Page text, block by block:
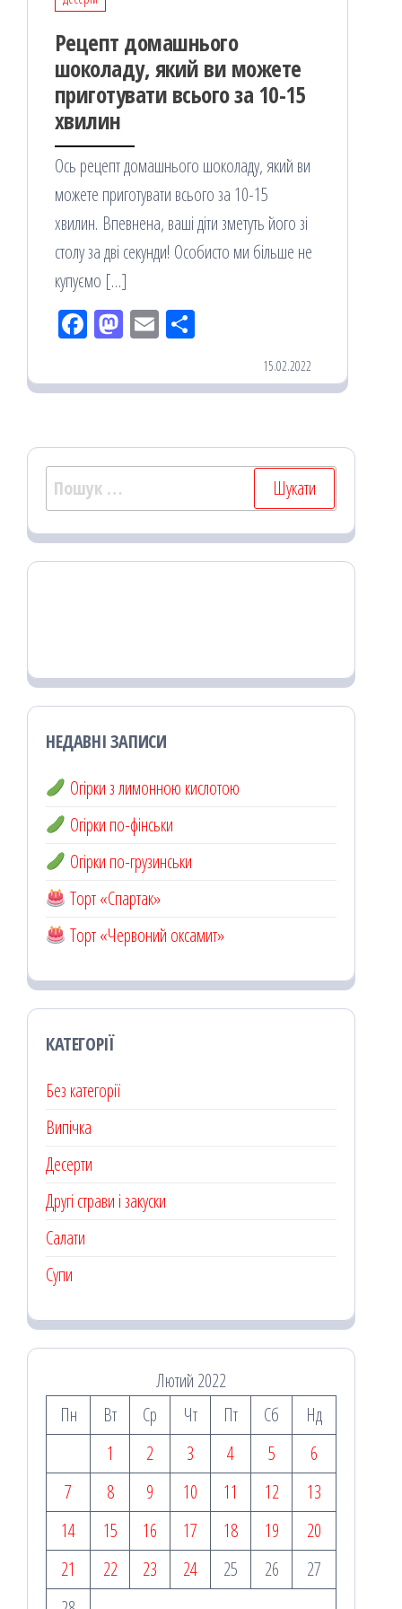
Рецепт домашнього
шоколаду, який ви можете
приготувати всього за 10-15
хвилин
Ось рецепт домашнього шоколаду, який ви
можете приготувати всього за 10-15
хвилин. Впевнена, ваші діти зметуть його зі
столу за дві секунди! Особисто ми більше не
купуємо […]
Fac
oo
M
od
Em
ит
я
15.02.2022
Пошук:
НЕДАВНІ ЗАПИСИ
Огірки з лимонною кислотою
Огірки по-фінськи
Огірки по-грузинськи
Торт «Спартак»
Торт «Червоний оксамит»
КАТЕГОРІЇ
Без категорії
Випічка
Десерти
Другі страви і закуски
Салати
Супи
Лютий 2022
Пн
Вт Ср Чт Пт Сб
Нд
1
2 3 4 5
6
7
8 9 10 11 12
13
14
15 16 17 18 19
20
21
22 23 24 25 26
27